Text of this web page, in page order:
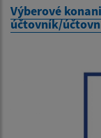
Výberové
účtovník/